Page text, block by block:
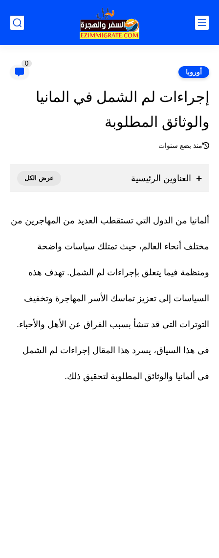
أوروبا
0
إجراءات لم الشمل في المانيا
والوثائق المطلوبة
منذ بضع سنوات
العناوين الرئيسية
ألمانيا من الدول التي تستقطب العديد من المهاجرين من
مختلف أنحاء العالم، حيث تمتلك سياسات واضحة
ومنظمة فيما يتعلق بإجراءات لم الشمل. تهدف هذه
السياسات إلى تعزيز تماسك الأسر المهاجرة وتخفيف
التوترات التي قد تنشأ بسبب الفراق عن الأهل والأحباء.
في هذا السياق، يسرد هذا المقال إجراءات لم الشمل
في ألمانيا والوثائق المطلوبة لتحقيق ذلك.